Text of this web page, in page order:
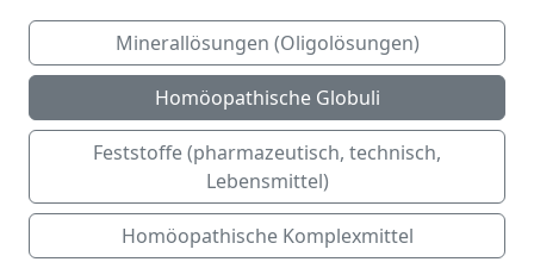
Minerallösungen (Oligolösungen)
Homöopathische Globuli
Feststoffe (pharmazeutisch, technisch,
Lebensmittel)
Homöopathische Komplexmittel